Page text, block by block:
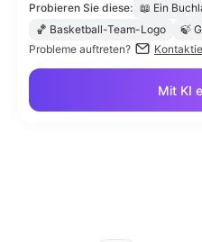
Probieren Sie diese: 📖 Ein
🏀 Basketball-Team-Logo 🍃
Probleme auftreten?
Mit KI